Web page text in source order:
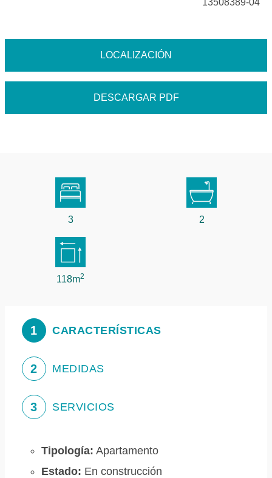
13508389-04
LOCALIZACIÓN
DESCARGAR PDF
3 2
118m2
1 CARACTERÍSTICAS
2 MEDIDAS
3 SERVICIOS
Tipología: Apartamento
Estado: En construcción